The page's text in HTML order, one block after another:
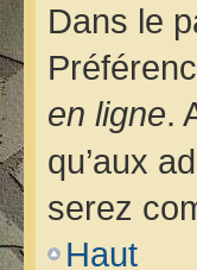
Dans le
en ligne.
qu’aux
serez
Haut